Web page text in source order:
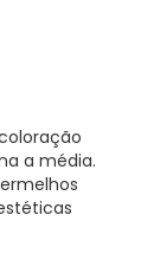
a média.